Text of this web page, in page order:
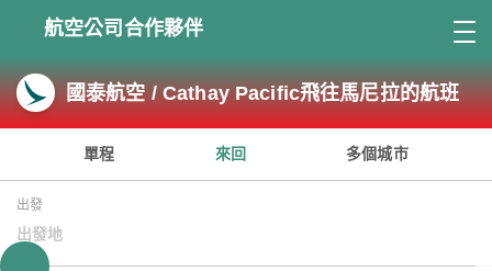
航空公司合作夥伴
國泰航空 / Cathay Pacific飛往馬尼拉的航班
單程 來回 多個城市
出發
出發地